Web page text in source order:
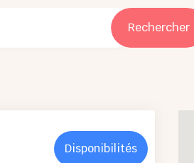
Rechercher
Disponibilités